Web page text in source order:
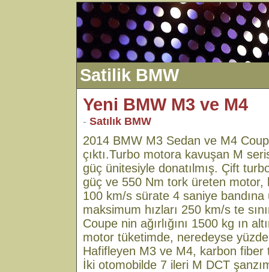
Satilik BMW
Yeni BMW M3 ve M4
- Satılık BMW
2014 BMW M3 Sedan ve M4
çıktı.Turbo motora kavuşan M
güç ünitesiyle donatılmış. Çift
güç ve 550 Nm tork üreten motor,
100 km/s sürate 4 saniye bandına
maksimum hızları 250 km/s te
Coupe nin ağırlığını 1500 kg ın
motor tüketimde, neredeyse
Hafifleyen M3 ve M4, karbon fiber
İki otomobilde 7 ileri M DCT